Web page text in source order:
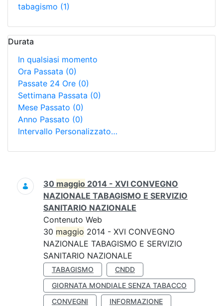
tabagismo (1)
Durata
In qualsiasi momento
Ora Passata (0)
Passate 24 Ore (0)
Settimana Passata (0)
Mese Passato (0)
Anno Passato (0)
Intervallo Personalizzato…
Ricerca
30 maggio 2014 - XVI CONVEGNO
NAZIONALE TABAGISMO E SERVIZIO
SANITARIO NAZIONALE
Contenuto Web
30 maggio 2014 - XVI CONVEGNO
NAZIONALE TABAGISMO E SERVIZIO
SANITARIO NAZIONALE
TABAGISMO
CNDD
GIORNATA MONDIALE SENZA TABACCO
CONVEGNI
INFORMAZIONE